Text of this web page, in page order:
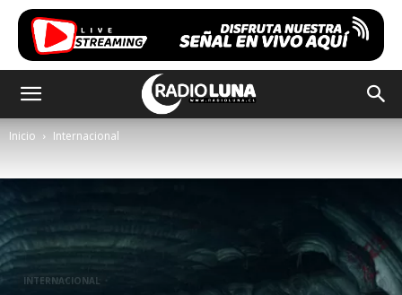
Inicio Internacional
INTERNACIONAL